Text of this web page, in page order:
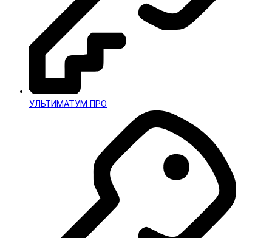
УЛЬТИМАТУМ ПРО